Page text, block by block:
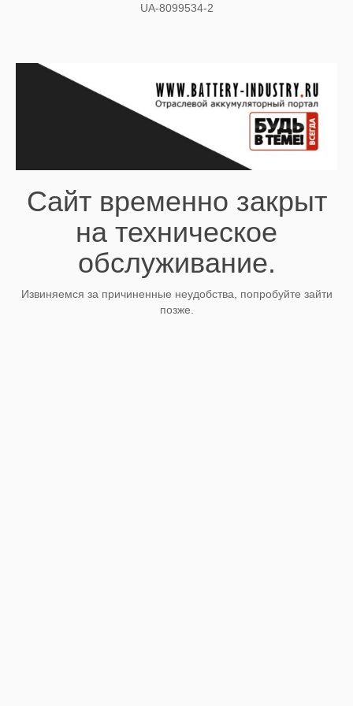
UA-8099534-2
Сайт временно закрыт
на техническое
обслуживание.
Извиняемся за причиненные неудобства, попробуйте зайти
позже.